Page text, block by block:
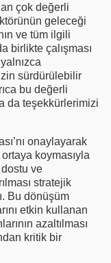
çok değerli
geleceği
ve tüm ilgili
birlikte çalışması
sürdürülebilir
bu değerli
da teşekkürlerimizi
onaylayarak
koymasıyla
ve
stratejik
Bu dönüşüm
etkin kullanan
azaltılması
kritik bir